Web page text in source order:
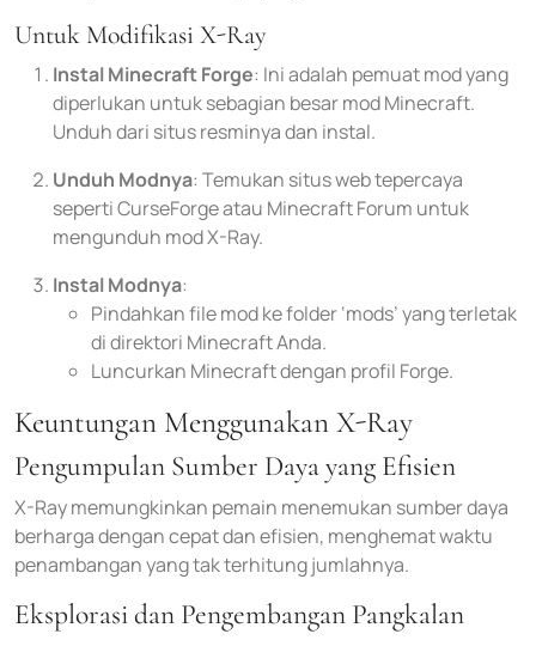
Untuk Modifikasi X-Ray
Instal Minecraft Forge: Ini adalah pemuat mod yang
diperlukan untuk sebagian besar mod Minecraft.
Unduh dari situs resminya dan instal.
Unduh Modnya: Temukan situs web tepercaya
seperti CurseForge atau Minecraft Forum untuk
mengunduh mod X-Ray.
Instal Modnya:
Pindahkan file mod ke folder ‘mods’ yang terletak
di direktori Minecraft Anda.
Luncurkan Minecraft dengan profil Forge.
Keuntungan Menggunakan X-Ray
Pengumpulan Sumber Daya yang Efisien
X-Ray memungkinkan pemain menemukan sumber daya
berharga dengan cepat dan efisien, menghemat waktu
penambangan yang tak terhitung jumlahnya.
Eksplorasi dan Pengembangan Pangkalan